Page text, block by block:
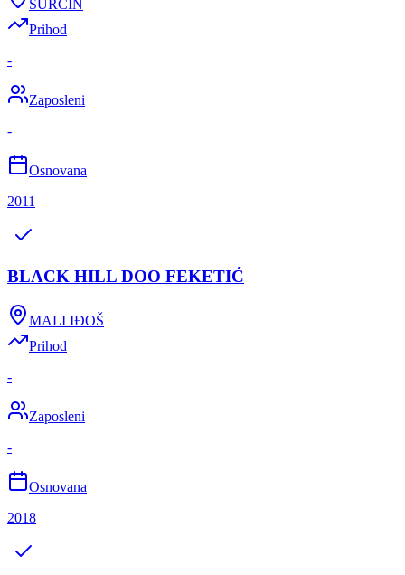
SURČIN
Prihod
-
Zaposleni
-
Osnovana
2011
BLACK HILL DOO FEKETIĆ
MALI IĐOŠ
Prihod
-
Zaposleni
-
Osnovana
2018